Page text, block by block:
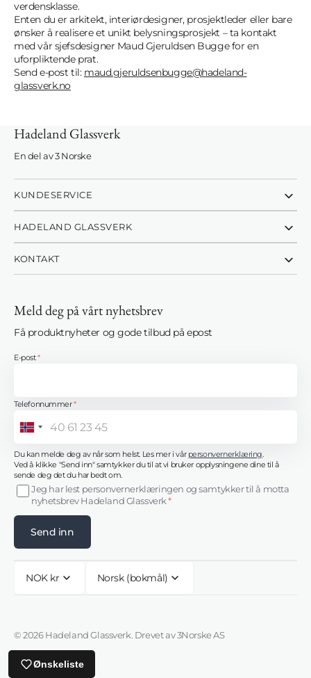
verdensklasse.
Enten du er arkitekt, interiørdesigner, prosjektleder eller bare
ønsker å realisere et unikt belysningsprosjekt – ta kontakt
med vår sjefsdesigner Maud Gjeruldsen Bugge for en
uforpliktende prat.
Send e-post til: maud.gjeruldsenbugge@hadeland-
glassverk.no
Hadeland Glassverk
En del av 3 Norske
KUNDESERVICE
HADELAND GLASSVERK
KONTAKT
Meld deg på vårt nyhetsbrev
Få produktnyheter og gode tilbud på epost
E-post*
Telefonnummer*
Norway
Du kan melde deg av når som helst. Les mer i vår personvernerklæring.
Ved å klikke "Send inn" samtykker du til at vi bruker opplysningene dine til å
sende deg det du har bedt om.
Jeg har lest personvernerklæringen og samtykker til å motta
nyhetsbrev Hadeland Glassverk*
Send inn
NOK kr Norsk (bokmål)
© 2026 Hadeland Glassverk. Drevet av 3Norske AS
Ønskeliste